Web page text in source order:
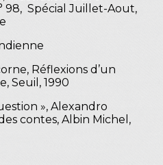
98, Spécial Juillet-Aout,
Réflexions d’un
Seuil, 1990
», Alexandro
contes, Albin Michel,